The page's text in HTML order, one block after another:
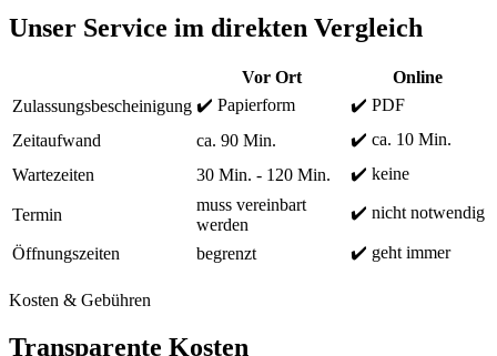
Unser Service im direkten Vergleich
Vor Ort
Online
Zulassungsbescheinigung ✔️ Papierform
✔️ PDF
Zeitaufwand
ca. 90 Min.
✔️ ca. 10 Min.
Wartezeiten
30 Min. - 120 Min. ✔️ keine
Termin
muss vereinbart
werden
✔️ nicht notwendig
Öffnungszeiten begrenzt ✔️ geht immer
Kosten & Gebühren
Transparente Kosten